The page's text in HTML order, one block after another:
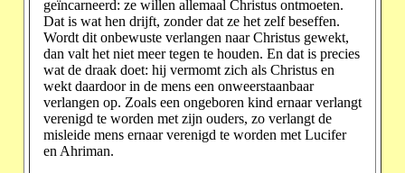
geïncarneerd: ze willen allemaal Christus ontmoeten.
Dat is wat hen drijft, zonder dat ze het zelf beseffen.
Wordt dit onbewuste verlangen naar Christus gewekt,
dan valt het niet meer tegen te houden. En dat is precies
wat de draak doet: hij vermomt zich als Christus en
wekt daardoor in de mens een onweerstaanbaar
verlangen op. Zoals een ongeboren kind ernaar verlangt
verenigd te worden met zijn ouders, zo verlangt de
misleide mens ernaar verenigd te worden met Lucifer
en Ahriman.